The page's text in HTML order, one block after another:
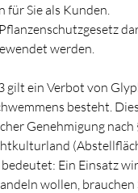
Sie als Kunden.
werden.
gilt ein Verbot von
besteht.
Genehmigung nach
Ein Einsatz
wollen,